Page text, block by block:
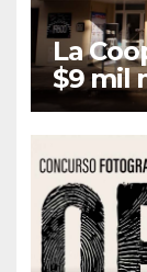
La
$9 mil